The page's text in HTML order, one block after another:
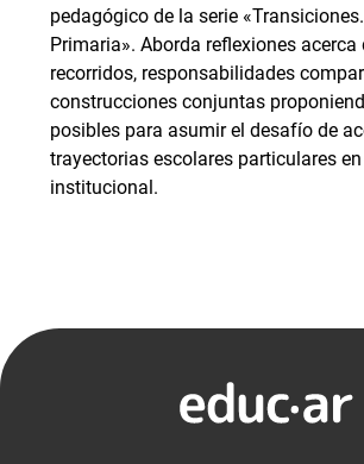
pedagógico de la serie
Primaria». Aborda reflexiones acerca
recorridos, responsabilidades
construcciones conjuntas
posibles para asumir el desafío de
trayectorias escolares particulares
institucional.